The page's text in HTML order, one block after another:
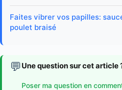
Faites vibrer vos papilles:
poulet braisé
💬 Une question sur cet article
Poser ma question en